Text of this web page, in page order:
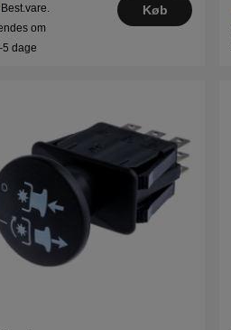
Best.vare.
om
dage
Køb